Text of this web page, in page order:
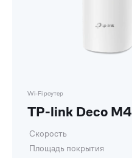
Wi-Fi роутер
TP-link Deco M4
Скорость
Площадь покрытия